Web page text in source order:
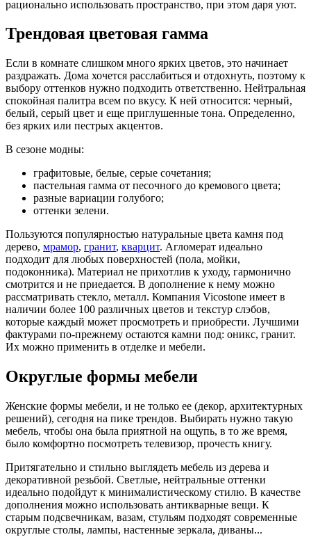
рационально использовать пространство, при этом даря уют.
Трендовая цветовая гамма
Если в комнате слишком много ярких цветов, это начинает
раздражать. Дома хочется расслабиться и отдохнуть, поэтому к
выбору оттенков нужно подходить ответственно. Нейтральная
спокойная палитра всем по вкусу. К ней относится: черный,
белый, серый цвет и еще приглушенные тона. Определенно,
без ярких или пестрых акцентов.
В сезоне модны:
графитовые, белые, серые сочетания;
пастельная гамма от песочного до кремового цвета;
разные вариации голубого;
оттенки зелени.
Пользуются популярностью натуральные цвета камня под
дерево, мрамор, гранит, кварцит. Агломерат идеально
подходит для любых поверхностей (пола, мойки,
подоконника). Материал не прихотлив к уходу, гармонично
смотрится и не приедается. В дополнение к нему можно
рассматривать стекло, металл. Компания Vicostone имеет в
наличии более 100 различных цветов и текстур слэбов,
которые каждый может просмотреть и приобрести. Лучшими
фактурами по-прежнему остаются камни под: оникс, гранит.
Их можно применить в отделке и мебели.
Округлые формы мебели
Женские формы мебели, и не только ее (декор, архитектурных
решений), сегодня на пике трендов. Выбирать нужно такую
мебель, чтобы она была приятной на ощупь, в то же время,
было комфортно посмотреть телевизор, прочесть книгу.
Притягательно и стильно выглядеть мебель из дерева и
декоративной резьбой. Светлые, нейтральные оттенки
идеально подойдут к минималистическому стилю. В качестве
дополнения можно использовать антикварные вещи. К
старым подсвечникам, вазам, стульям подходят современные
округлые столы, лампы, настенные зеркала, диваны...